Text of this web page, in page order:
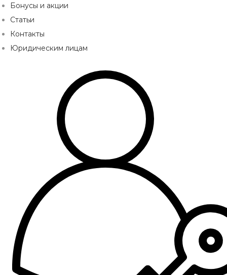
Бонусы и акции
Статьи
Контакты
Юридическим лицам